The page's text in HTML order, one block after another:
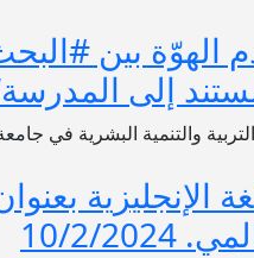
الهوّة بين
المدرسة”. 10/2/
والتنمية البشرية في
2024